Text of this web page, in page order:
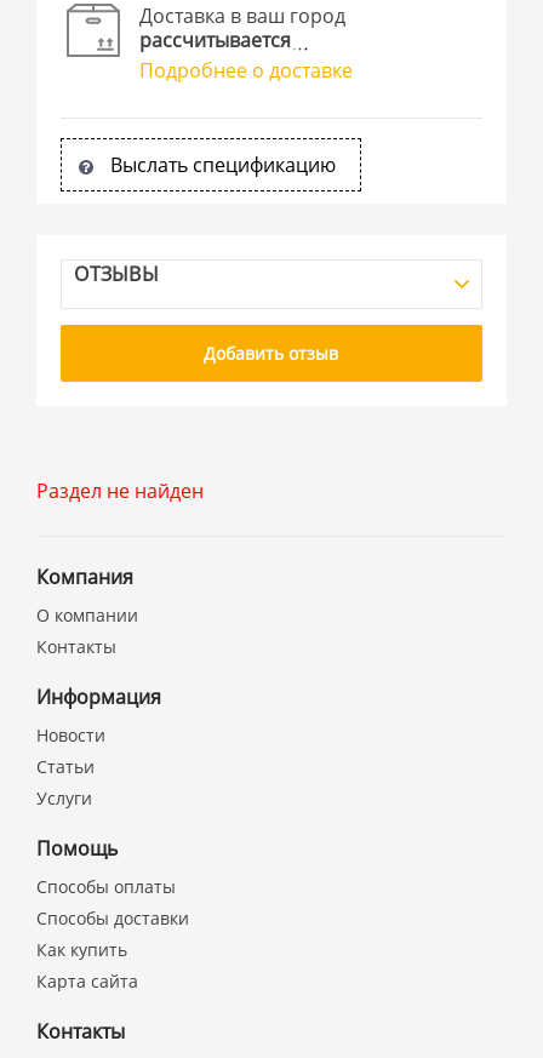
Доставка в ваш город
рассчитывается
Подробнее о доставке
Выслать спецификацию
ОТЗЫВЫ
Добавить отзыв
Раздел не найден
Компания
О компании
Контакты
Информация
Новости
Статьи
Услуги
Помощь
Способы оплаты
Способы доставки
Как купить
Карта сайта
Контакты